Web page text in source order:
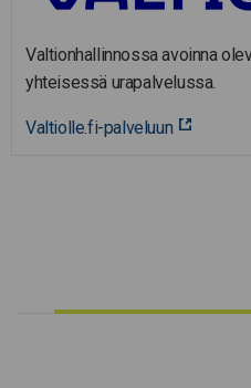
Valtionhallinnossa avoinna
yhteisessä urapalvelussa.
Valtiolle.fi-palveluun